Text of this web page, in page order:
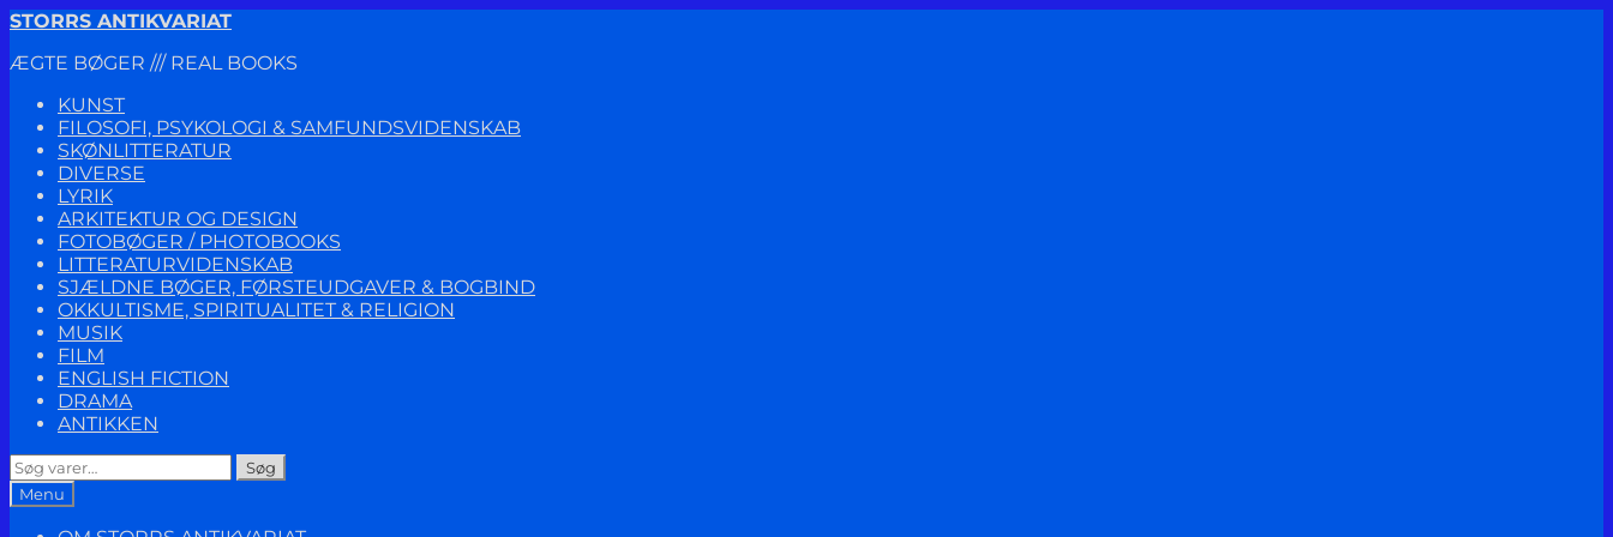
Spring
navigation
Spring
indhold
STORRS ANTIKVARIAT
ÆGTE BØGER /// REAL BOOKS
KUNST
FILOSOFI, PSYKOLOGI & SAMFUNDSVIDENSKAB
SKØNLITTERATUR
DIVERSE
LYRIK
ARKITEKTUR OG DESIGN
FOTOBØGER / PHOTOBOOKS
LITTERATURVIDENSKAB
SJÆLDNE BØGER, FØRSTEUDGAVER & BOGBIND
OKKULTISME, SPIRITUALITET & RELIGION
MUSIK
FILM
ENGLISH FICTION
DRAMA
ANTIKKEN
Søg
efter:
Søg
Menu